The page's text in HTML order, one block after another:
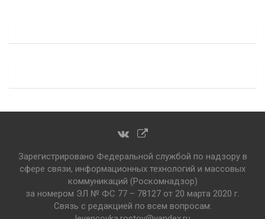
Зарегистрировано Федеральной службой по надзору в
сфере связи, информационных технологий и массовых
коммуникаций (Роскомнадзор)
за номером ЭЛ № ФС 77 – 78127 от 20 марта 2020 г.
Связь с редакцией по всем вопросам: